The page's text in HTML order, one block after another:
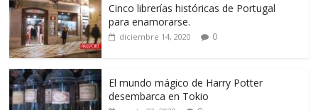
Cinco librerías históricas de Portugal
para enamorarse.
diciembre 14, 2020 0
El mundo mágico de Harry Potter
desembarca en Tokio